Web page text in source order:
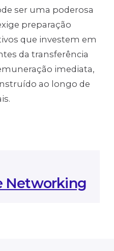
ser uma poderosa
preparação
que investem em
da transferência
imediata,
ao longo de
Networking